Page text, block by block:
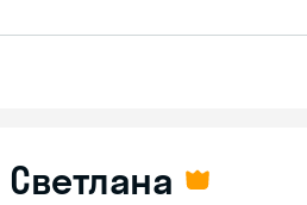
Светлана